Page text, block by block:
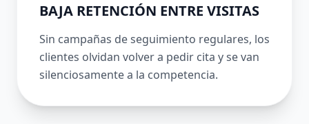
BAJA RETENCIÓN ENTRE VISITAS
Sin campañas de seguimiento regulares, los
clientes olvidan volver a pedir cita y se van
silenciosamente a la competencia.